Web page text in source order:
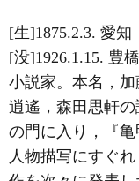
[生]1875.2.3. 愛知
[没]1926.1.15. 豊橋
小説家。本名，
逍遙，森田思軒
の門に入り，『亀
人物描写にすぐ